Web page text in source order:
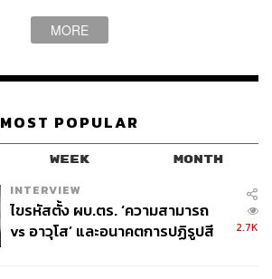
MORE
MOST POPULAR
WEEK MONTH
INTERVIEW
ไขรหัสตั้ง ผบ.ตร. ‘ความสามารถ
vs อาวุโส’ และอนาคตการปฏิรูปสี
2.7K